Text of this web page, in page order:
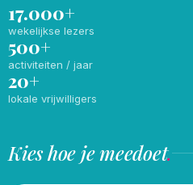
17.000+
wekelijkse lezers
500+
activiteiten / jaar
20+
lokale vrijwilligers
Kies hoe je meedoet.